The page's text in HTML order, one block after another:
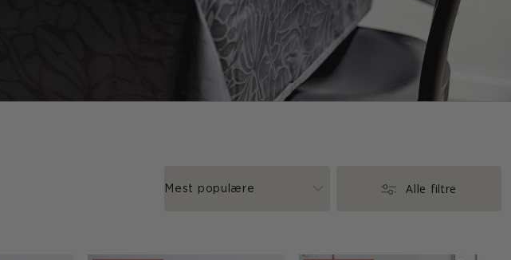
Alle filtre